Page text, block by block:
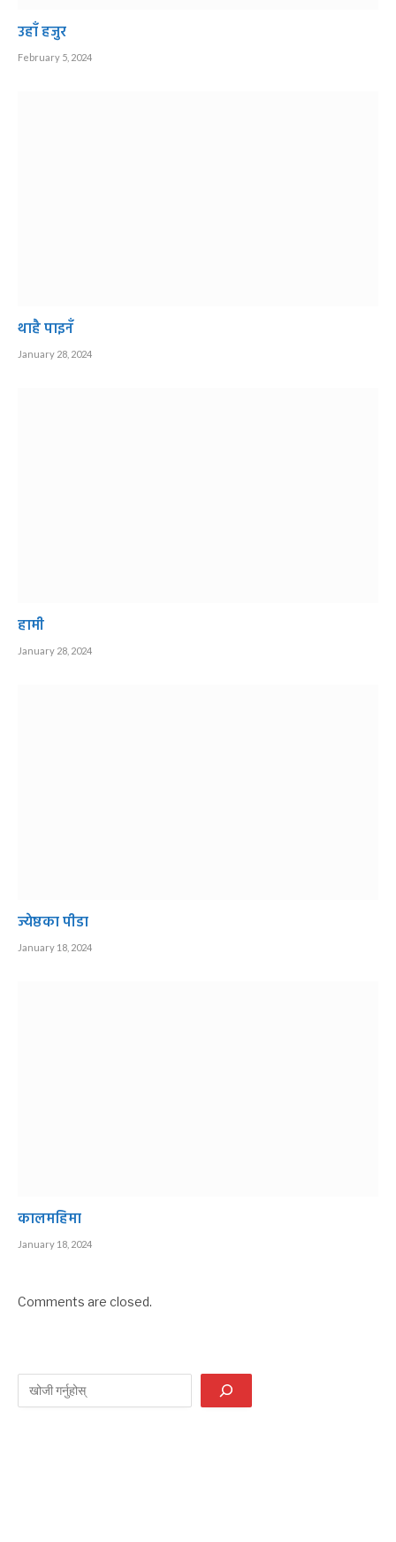
उहाँ हजुर
February 5, 2024
थाहै पाइनँ
January 28, 2024
हामी
January 28, 2024
ज्येष्ठका पीडा
January 18, 2024
कालमहिमा
January 18, 2024
Comments are closed.